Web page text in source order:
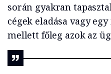
során gyakran
cégek eladása vagy
mellett főleg azok az